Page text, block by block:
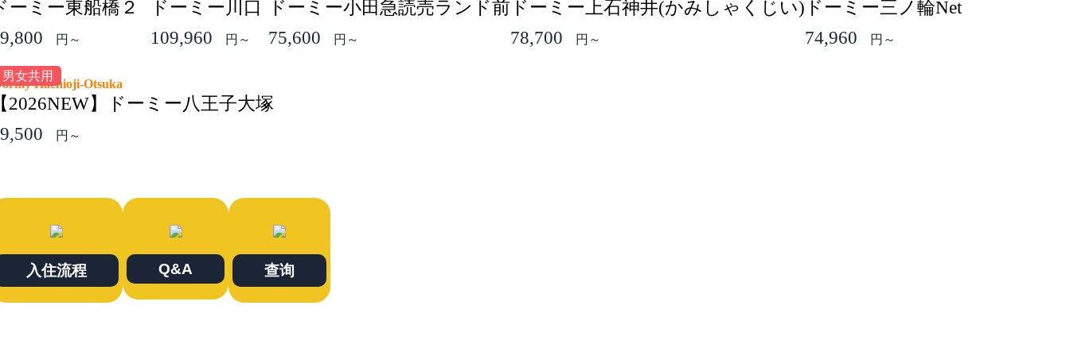
ーミー東船橋２
円～
ドーミー川口
109,960
円～
ドーミー小田急読売ランド前
75,600
円～
ドーミー上石神井(かみしゃくじい)
78,700
円～
ドーミー三ノ輪Net
74,960
円～
男女共用
Hachioji-Otsuka
2026NEW】ドーミー八王子大塚
円～
入住流程 Q&A 查询